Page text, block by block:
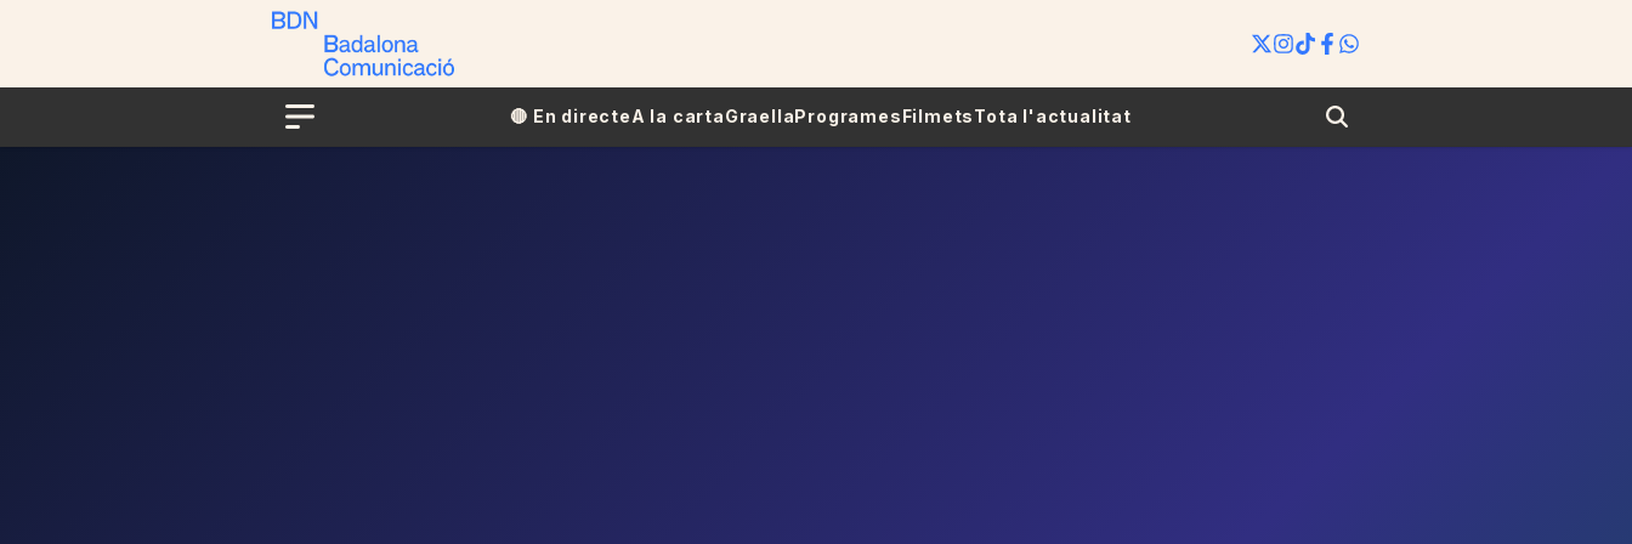
Menu
🔴​​ En directeA la cartaGraellaProgramesFilmetsTota l'actualitat Search